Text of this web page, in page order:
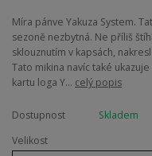
Míra pánve Yakuza System.
sezoně nezbytná. Ne příliš
sklouznutím v kapsách,
Tato mikina navíc také
kartu loga Y... celý popis
Dostupnost
Skladem
Velikost